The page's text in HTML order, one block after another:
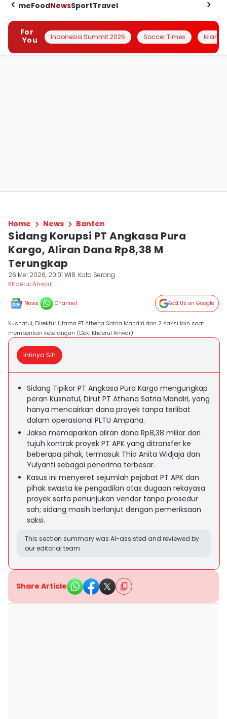
HomeFoodNewsSportTravel
For
You
Indonesia Summit 2026 Soccer Times Iklanin
Home News Banten
Sidang Korupsi PT Angkasa Pura
Kargo, Aliran Dana Rp8,38 M
Terungkap
26 Mei 2026, 20:01 WIB Kota Serang
Khaerul Anwar
News Channel Add Us on Google
Kusnatul, Direktur Utama PT Athena Satria Mandiri dan 2 saksi lain saat
memberikan keterangan (Dok. Khaerul Anwar)
Intinya Sih
Sidang Tipikor PT Angkasa Pura Kargo mengungkap
peran Kusnatul, Dirut PT Athena Satria Mandiri, yang
hanya mencairkan dana proyek tanpa terlibat
dalam operasional PLTU Ampana.
Jaksa memaparkan aliran dana Rp8,38 miliar dari
tujuh kontrak proyek PT APK yang ditransfer ke
beberapa pihak, termasuk Thio Anita Widjaja dan
Yulyanti sebagai penerima terbesar.
Kasus ini menyeret sejumlah pejabat PT APK dan
pihak swasta ke pengadilan atas dugaan rekayasa
proyek serta penunjukan vendor tanpa prosedur
sah; sidang masih berlanjut dengan pemeriksaan
saksi.
This section summary was AI-assisted and reviewed by
our editorial team.
Share Article